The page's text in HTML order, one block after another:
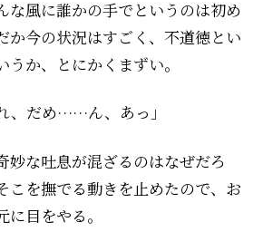
な風に誰かの手でというのは初め
か今の状況はすごく、不道徳とい
うか、とにかくまずい。
、だめ……ん、あっ」
な吐息が混ざるのはなぜだろ
こを撫でる動きを止めたので、お
目をやる。